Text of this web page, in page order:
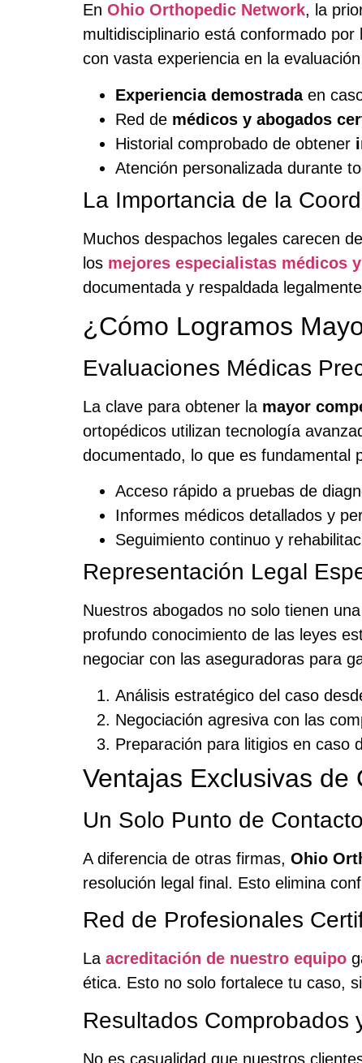
En Ohio Orthopedic Network, la
multidisciplinario está conformado por
con vasta experiencia en la
Experiencia demostradaen
Red de médicos y abogados
Historial comprobado de obtener
Atención personalizada durante
La Importancia de la
Muchos despachos legales carecen
los mejores especialistas médicos
documentada y respaldada
¿Cómo Logramos
Evaluaciones Médicas
La clave para obtener la mayor
ortopédicos utilizan tecnología
documentado, lo que es fundamental
Acceso rápido a pruebas de
Informes médicos detallados y
Seguimiento continuo y
Representación Legal
Nuestros abogados no solo tienen
profundo conocimiento de las leyes
negociar con las aseguradoras para
Análisis estratégico del caso
Negociación agresiva con las
Preparación para litigios en caso
Ventajas Exclusivas de
Un Solo Punto de
A diferencia de otras firmas, Ohio
resolución legal final. Esto elimina
Red de Profesionales
La acreditación de nuestro equipo
ética. Esto no solo fortalece tu caso,
Resultados Comprobados
No es casualidad que nuestros